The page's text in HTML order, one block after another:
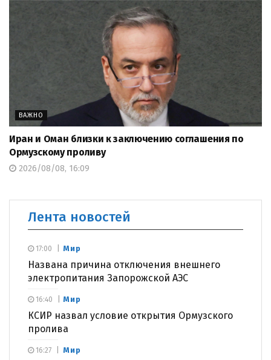
ВАЖНО
Иран и Оман близки к заключению соглашения по
Ормузскому проливу
2026/08/08, 16:09
Лента новостей
Мир
Названа причина отключения внешнего
электропитания Запорожской АЭС
17:00
Мир
КСИР назвал условие открытия Ормузского
пролива
16:40
Мир
16:27